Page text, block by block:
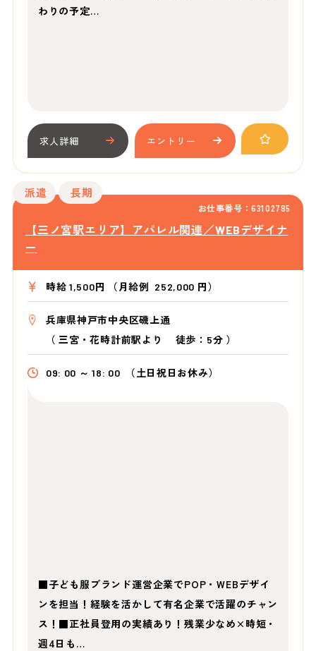
わりの予定…
求人詳細 エントリー
お仕事番号：63102785
派遣 長期
【三ノ宮駅エリア】アパレル関連／WEBデザイナ
ー
時給 1,500円 （月給例 252,000 円）
兵庫県神戸市中央区磯上通
（三宮・花時計前駅より 徒歩：5分 ）
09: 00 ～ 18: 00 （土日祝日お休み）
■子ども服ブランド運営企業でPOP・WEBデザイ
ンを担当！経験を活かして有名企業で活躍のチャン
ス！■正社員登用の実績あり！残業少なめ×時短・
週4日も…